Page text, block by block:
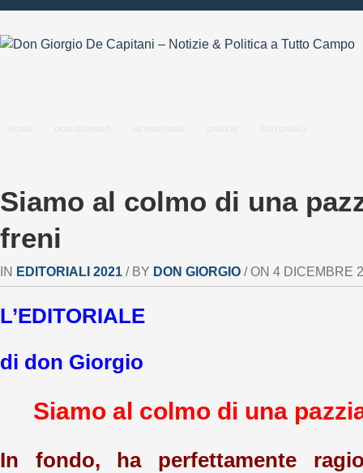
Siamo al colmo di una
freni
IN EDITORIALI 2021 / BY DON GIORGIO / ON 4 DICEMBRE
L’EDITORIALE
di don Giorgio
Siamo al colmo di una
In fondo, ha perfettamente